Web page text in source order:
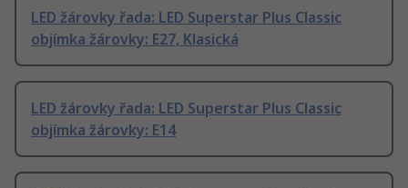
LED žárovky řada: LED Superstar Plus Classic
objímka žárovky: E27, Klasická
LED žárovky řada: LED Superstar Plus Classic
objímka žárovky: E14